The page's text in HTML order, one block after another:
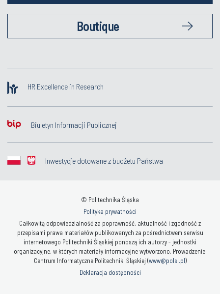
Boutique
HR Excellence in Research
Biuletyn Informacji Publicznej
Inwestycje dotowane z budżetu Państwa
© Politechnika Śląska
Polityka prywatności
Całkowitą odpowiedzialność za poprawność, aktualność i zgodność z
przepisami prawa materiałów publikowanych za pośrednictwem serwisu
internetowego Politechniki Śląskiej ponoszą ich autorzy - jednostki
organizacyjne, w których materiały informacyjne wytworzono. Prowadzenie:
Centrum Informatyczne Politechniki Śląskiej (www@polsl.pl)
Deklaracja dostępności